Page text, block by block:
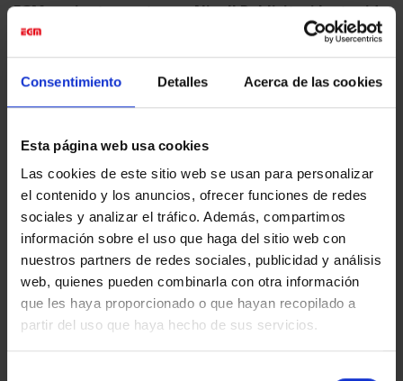
Consentimiento Detalles Acerca de las cookies
Esta página web usa cookies
Las cookies de este sitio web se usan para personalizar
el contenido y los anuncios, ofrecer funciones de redes
sociales y analizar el tráfico. Además, compartimos
información sobre el uso que haga del sitio web con
nuestros partners de redes sociales, publicidad y análisis
web, quienes pueden combinarla con otra información
que les haya proporcionado o que hayan recopilado a
partir del uso que haya hecho de sus servicios.
EGMconjuntamente conNivell Publicitariha tenido
el placer de
producir y montar toda la decoración y
señalética del espacio
Esta entrada fue publicada enEventos & Expos y etiquetada
Actualidad,Digital Printing,Eventos & Expos.
EGM_TEST